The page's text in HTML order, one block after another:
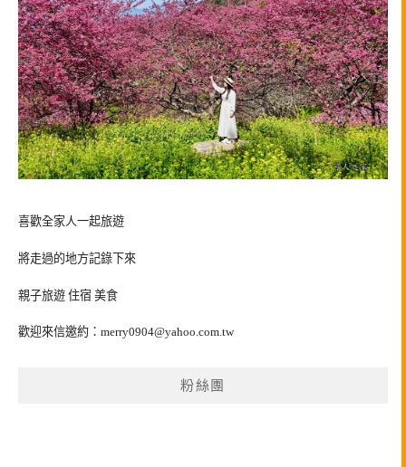
喜歡全家人一起旅遊
將走過的地方記錄下來
親子旅遊 住宿 美食
歡迎來信邀約： merry0904@yahoo.com.tw
粉絲團